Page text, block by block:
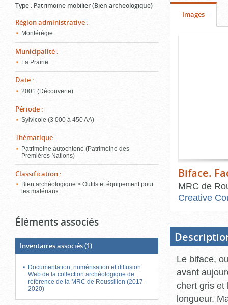
Type : Patrimoine mobilier (Bien archéologique)
Région administrative :
Montérégie
Municipalité :
La Prairie
Date :
2001 (Découverte)
Période :
Sylvicole (3 000 à 450 AA)
Thématique :
Patrimoine autochtone (Patrimoine des
Premières Nations)
Classification :
Bien archéologique > Outils et équipement pour
les matériaux
Éléments associés
Inventaires associés(1)
Documentation, numérisation et diffusion
Web de la collection archéologique de
référence de la MRC de Roussillon (2017 -
2020)
Onglet
Images(cliquer
pour
Biface.
MRC de
Creative
bloc
d'onglets
Le biface,
avant
chert gris et
longueur.